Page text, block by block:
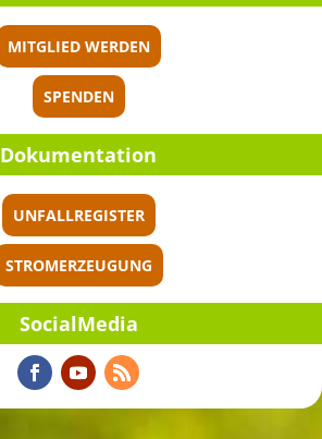
MITGLIED WERDEN
SPENDEN
Dokumen­ta­tion
UNFALLREGISTER
STROMERZEUGUNG
Social­Me­dia